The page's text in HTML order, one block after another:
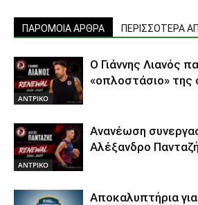
ΠΑΡΟΜΟΙΑ ΑΡΘΡΑ ΠΕΡΙΣΣΟΤΕΡΑ
ΑΝTΡΙΚΟ
Ο Γιάννης Λιανός
«οπλοστάσιο» της
ΑΝTΡΙΚΟ
Ανανέωση
Αλέξανδρο
Αποκαλυπτήρια